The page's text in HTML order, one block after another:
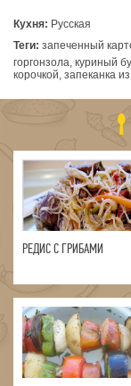
Кухня: Русская
Теги: запеченный
горгонзола, куриный
корочкой, запеканка
РЕДИС С ГРИБАМИ